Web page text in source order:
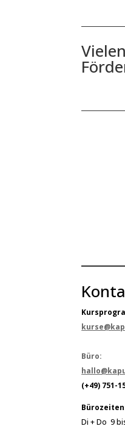
Büro:
(+49) 751-
Di + Do 9